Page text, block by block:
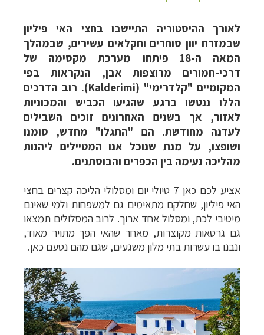
לאורך ההיסטוריה התיישבו בחצי האי פיליון
שבמזרח יוון סוחרים וחקלאים עשירים, שבמהלך
המאה ה-18 פיתחו מערכת מקסימה של
דרכי-חמורים מרוצפות אבן, הנקראות בפי
המקומיים "קלדרימי" (Kalderimi). רוב הדרכים
הללו ננטשו ברגע שהגיעו הכביש והמכוניות
לאזור, אך בשנים האחרונים זוכים השבילים
לעדנה מחודשת. הם "התגלו" מחדש, סומנו
ושופצו, על מנת שנוכל אנו המטיילים ליהנות
מהליכה נעימה בין הכפרים והבוסתנים.
אציע לכם כאן 7 טיולי יום ומסלולי הליכה קצרים בחצי
האי פיליון, שחלקם מתאימים גם למשפחות ולמי שאינם
מיטיבי לכת, ומסלול אחד ארוך. לרוב המסלולים תמצאו
גם גרסאות מקוצרות, מאחר שהאי הפך מתויר מאוד,
ונבנו בו עשרות בתי מלון משגעים, שגם מהם נטעם כאן.